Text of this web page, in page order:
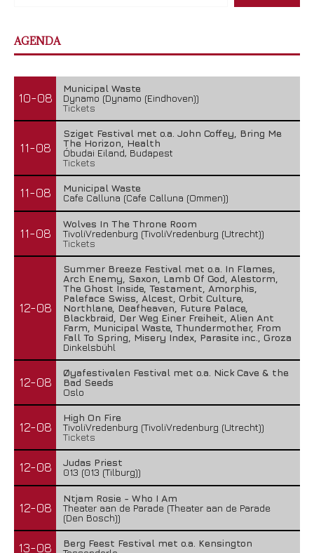
AGENDA
10-08
Municipal Waste
Dynamo (Dynamo (Eindhoven))
Tickets
11-08
Sziget Festival met o.a. John Coffey, Bring Me
The Horizon, Health
Óbudai Eiland, Budapest
Tickets
11-08
Municipal Waste
Cafe Calluna (Cafe Calluna (Ommen))
11-08
Wolves In The Throne Room
TivoliVredenburg (TivoliVredenburg (Utrecht))
Tickets
12-08
Summer Breeze Festival met o.a. In Flames,
Arch Enemy, Saxon, Lamb Of God, Alestorm,
The Ghost Inside, Testament, Amorphis,
Paleface Swiss, Alcest, Orbit Culture,
Northlane, Deafheaven, Future Palace,
Blackbraid, Der Weg Einer Freiheit, Alien Ant
Farm, Municipal Waste, Thundermother, From
Fall To Spring, Misery Index, Parasite inc., Groza
Dinkelsbühl
12-08
Øyafestivalen Festival met o.a. Nick Cave & the
Bad Seeds
Oslo
12-08
High On Fire
TivoliVredenburg (TivoliVredenburg (Utrecht))
Tickets
12-08
Judas Priest
013 (013 (Tilburg))
12-08
Ntjam Rosie - Who I Am
Theater aan de Parade (Theater aan de Parade
(Den Bosch))
13-08
Berg Feest Festival met o.a. Kensington